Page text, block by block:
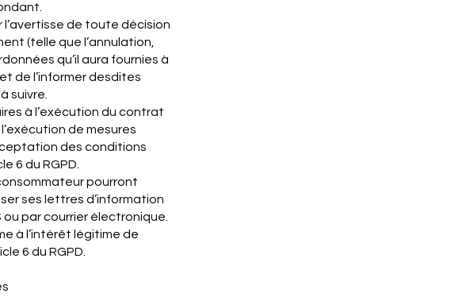
de toute décision
(telle que l’annulation,
qu’il aura fournies à
de l’informer desdites
suivre.
à l’exécution du contrat
de mesures
des conditions
6 du RGPD.
pourront
ses lettres d’information
ou par courrier électronique.
à l’intérêt légitime de
6 du RGPD.